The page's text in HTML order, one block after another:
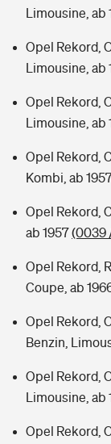
Limousine, ab
Opel Rekord,
Limousine, ab
Opel Rekord,
Limousine, ab
Opel Rekord,
Kombi, ab
Opel Rekord,
ab 1957(0039
Opel Rekord,
Coupe, ab
Opel Rekord,
Benzin,
Opel Rekord,
Limousine, ab
Opel Rekord,